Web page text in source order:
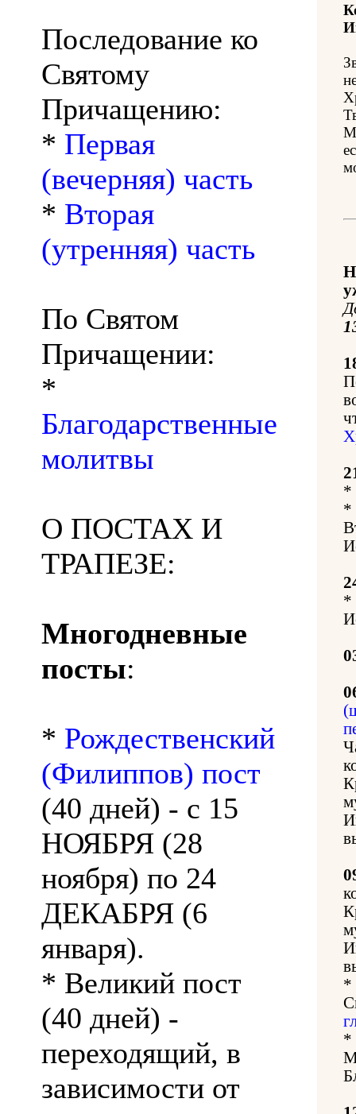
Последование ко
Святому
Причащению:
* Первая
(вечерняя) часть
* Вторая
(утренняя) часть
По Святом
Причащении:
*
Благодарственные
молитвы
О ПОСТАХ И
ТРАПЕЗЕ:
Многодневные
посты:
* Рождественский
(Филиппов) пост
(40 дней) - с 15
НОЯБРЯ (28
ноября) по 24
ДЕКАБРЯ (6
января).
* Великий пост
(40 дней) -
переходящий, в
зависимости от
*
*
*
*
*